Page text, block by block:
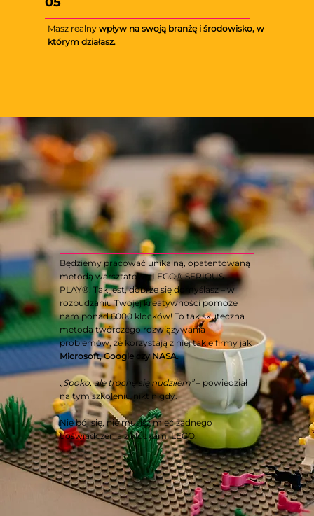
Będziemy pracować unikalną, opatentowaną
metodą warsztatową LEGO® SERIOUS
PLAY®. Tak jest, dobrze się domyślasz – w
rozbudzaniu Twojej kreatywności pomoże
nam ponad 6000 klocków! To tak skuteczna
metoda twórczego rozwiązywania
problemów, że korzystają z niej takie firmy jak
Microsoft, Google czy NASA.
„Spoko, ale trochę się nudziłem”– powiedział
na tym szkoleniu nikt nigdy.
Nie bój się, nie musisz mieć żadnego
doświadczenia z klockami LEGO.
Masz realnywpływ na swoją branżę i środowisko, w
którym działasz.